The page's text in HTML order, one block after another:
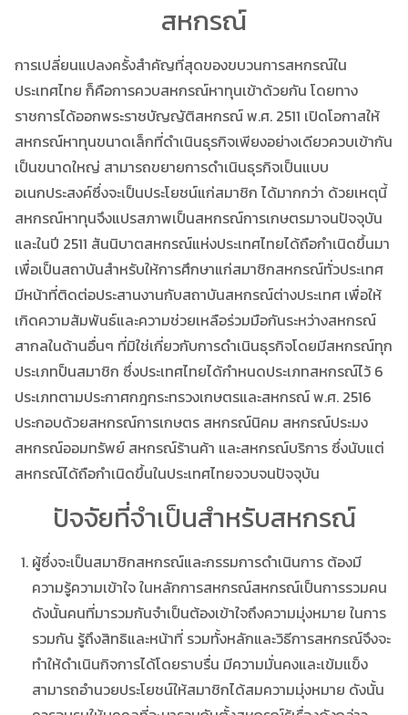
สหกรณ์
การเปลี่ยนแปลงครั้งสำคัญที่สุดของขบวนการสหกรณ์ใน
ประเทศไทย ก็คือการควบสหกรณ์หาทุนเข้าด้วยกัน โดยทาง
ราชการได้ออกพระราชบัญญัติสหกรณ์ พ.ศ. 2511 เปิดโอกาสให้
สหกรณ์หาทุนขนาดเล็กที่ดำเนินธุรกิจเพียงอย่างเดียวควบเข้ากัน
เป็นขนาดใหญ่ สามารถขยายการดำเนินธุรกิจเป็นแบบ
อเนกประสงค์ซึ่งจะเป็นประโยชน์แก่สมาชิก ได้มากกว่า ด้วยเหตุนี้
สหกรณ์หาทุนจึงแปรสภาพเป็นสหกรณ์การเกษตรมาจนปัจจุบัน
และในปี 2511 สันนิบาตสหกรณ์แห่งประเทศไทยได้ถือกำเนิดขึ้นมา
เพื่อเป็นสถาบันสำหรับให้การศึกษาแก่สมาชิกสหกรณ์ทั่วประเทศ
มีหน้าที่ติดต่อประสานงานกับสถาบันสหกรณ์ต่างประเทศ เพื่อให้
เกิดความสัมพันธ์และความช่วยเหลือร่วมมือกันระหว่างสหกรณ์
สากลในด้านอื่นๆ ที่มิใช่เกี่ยวกับการดำเนินธุรกิจโดยมีสหกรณ์ทุก
ประเภทป็นสมาชิก ซึ่งประเทศไทยได้กำหนดประเภทสหกรณ์ไว้ 6
ประเภทตามประกาศกฎกระทรวงเกษตรและสหกรณ์ พ.ศ. 2516
ประกอบด้วยสหกรณ์การเกษตร สหกรณ์นิคม สหกรณ์ประมง
สหกรณ์ออมทรัพย์ สหกรณ์ร้านค้า และสหกรณ์บริการ ซึ่งนับแต่
สหกรณ์ได้ถือกำเนิดขึ้นในประเทศไทยจวบจนปัจจุบัน
ปัจจัยที่จำเป็นสำหรับสหกรณ์
ผู้ซึ่งจะเป็นสมาชิกสหกรณ์และกรรมการดำเนินการ ต้องมี
ความรู้ความเข้าใจ ในหลักการสหกรณ์สหกรณ์เป็นการรวมคน
ดังนั้นคนที่มารวมกันจำเป็นต้องเข้าใจถึงความมุ่งหมาย ในการ
รวมกัน รู้ถึงสิทธิและหน้าที่ รวมทั้งหลักและวิธีการสหกรณ์จึงจะ
ทำให้ดำเนินกิจการได้โดยราบรื่น มีความมั่นคงและเข้มแข็ง
สามารถอำนวยประโยชน์ให้สมาชิกได้สมความมุ่งหมาย ดังนั้น